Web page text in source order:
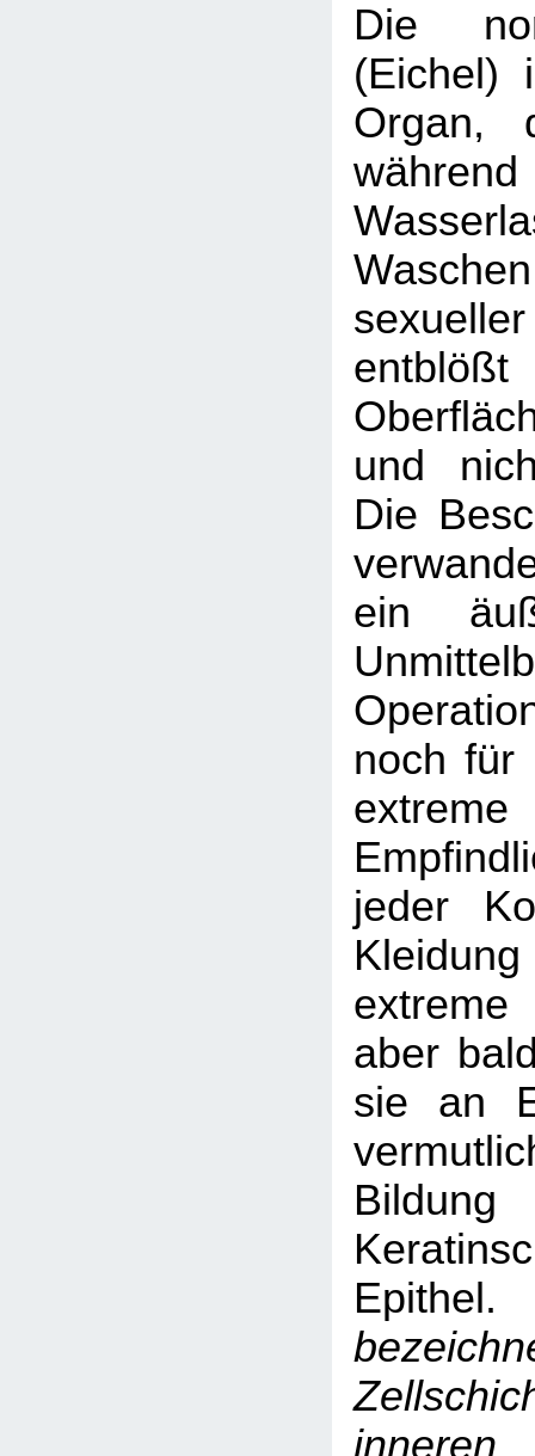
Die
(Eichel)
Organ,
und
Die
ein
noch für
extreme
jeder
aber
sie an
inneren